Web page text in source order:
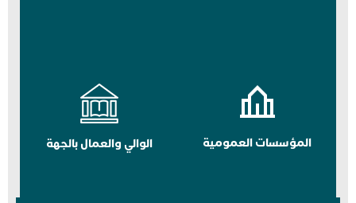
المؤسسات العمومية الوالي والعمال بالجهة